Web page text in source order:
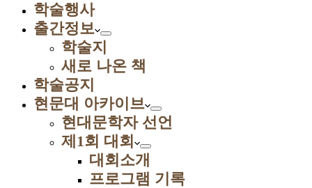
학술행사
출간정보
학술지
새로 나온 책
학술공지
현문대 아카이브
현대문학자 선언
제1회 대회
대회소개
프로그램 기록